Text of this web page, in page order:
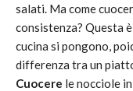
salati. Ma come
consistenza? Questa
cucina si pongono,
differenza tra un
Cuocere le nocciole